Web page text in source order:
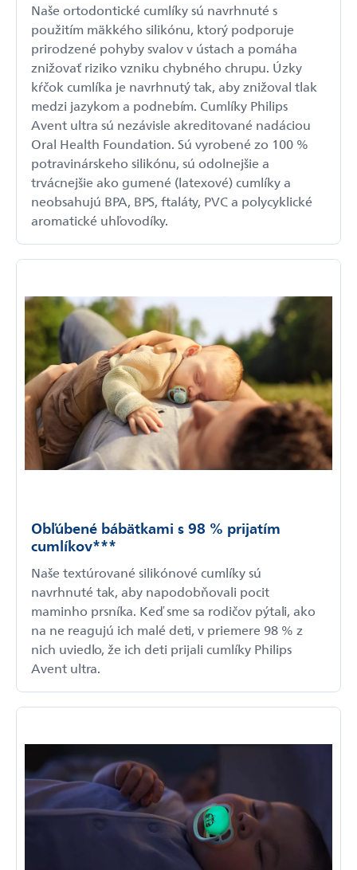
Naše ortodontické cumlíky sú navrhnuté s
použitím mäkkého silikónu, ktorý podporuje
prirodzené pohyby svalov v ústach a pomáha
znižovať riziko vzniku chybného chrupu. Úzky
kŕčok cumlíka je navrhnutý tak, aby znižoval tlak
medzi jazykom a podnebím. Cumlíky Philips
Avent ultra sú nezávisle akreditované nadáciou
Oral Health Foundation. Sú vyrobené zo 100 %
potravinárskeho silikónu, sú odolnejšie a
trvácnejšie ako gumené (latexové) cumlíky a
neobsahujú BPA, BPS, ftaláty, PVC a polycyklické
aromatické uhľovodíky.
Obľúbené bábätkami s 98 % prijatím
cumlíkov***
Naše textúrované silikónové cumlíky sú
navrhnuté tak, aby napodobňovali pocit
maminho prsníka. Keď sme sa rodičov pýtali, ako
na ne reagujú ich malé deti, v priemere 98 % z
nich uviedlo, že ich deti prijali cumlíky Philips
Avent ultra.